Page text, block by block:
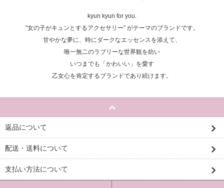
kyun kyun for you.
"女の子がキュンとするアクセサリー" がテーマのブランドです。
甘やかな夢に、時にダークなエッセンスを添えて、
唯一無二のラブリーな世界観を紡い
いつまでも「かわいい」を愛す
乙女心を肯定するブランドであり続けます。
返品について
配送・送料について
支払い方法について